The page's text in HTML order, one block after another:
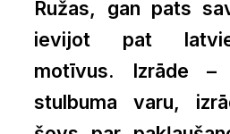
Ružas, gan pats
ievijot pat
motīvus. Izrāde
stulbuma varu,